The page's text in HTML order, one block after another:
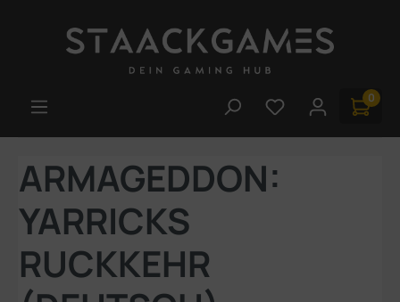
Du hast 0 0
ARMAGEDDON:
YARRICKS
RUCKKEHR